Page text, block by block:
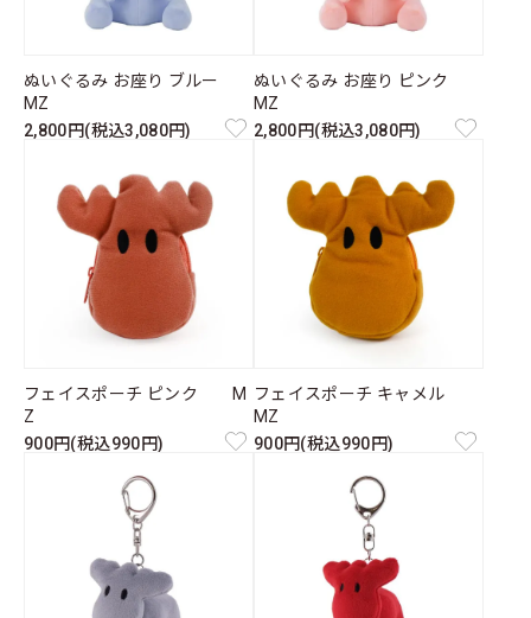
ぬいぐるみ お座り ブルー
MZ
2,800円(税込3,080円)
ぬいぐるみ お座り ピンク
MZ
2,800円(税込3,080円)
フェイスポーチ ピンク M
Z
900円(税込990円)
フェイスポーチ キャメル
MZ
900円(税込990円)